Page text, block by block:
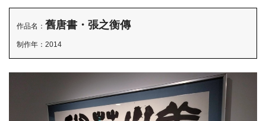
作品名： 舊唐書・張之衡傳
制作年：2014